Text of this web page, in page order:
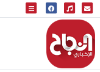
البث المباشر
إذاعة النجاح